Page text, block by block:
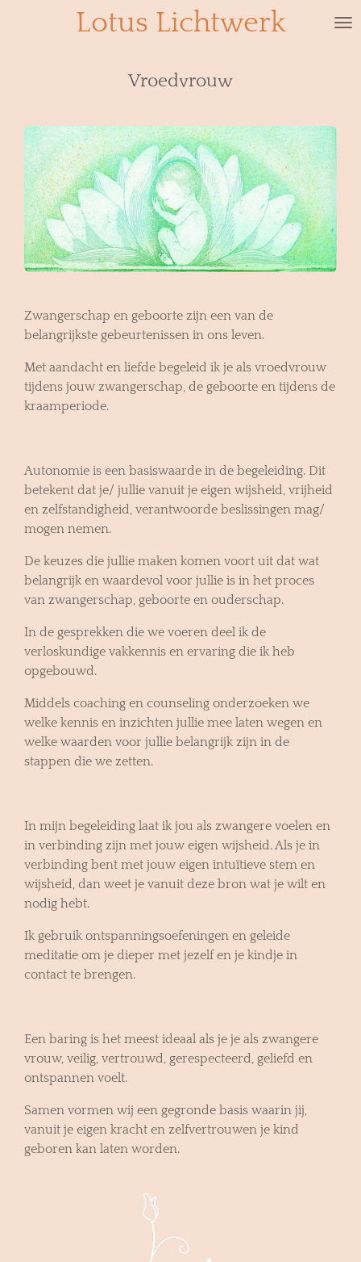
Lotus Lichtwerk
Vroedvrouw
Zwangerschap en geboorte zijn een van de
belangrijkste gebeurtenissen in ons leven.
Met aandacht en liefde begeleid ik je als vroedvrouw
tijdens jouw zwangerschap, de geboorte en tijdens de
kraamperiode.
Autonomie is een basiswaarde in de begeleiding. Dit
betekent dat je/ jullie vanuit je eigen wijsheid, vrijheid
en zelfstandigheid, verantwoorde beslissingen mag/
mogen nemen.
De keuzes die jullie maken komen voort uit dat wat
belangrijk en waardevol voor jullie is in het proces
van zwangerschap, geboorte en ouderschap.
In de gesprekken die we voeren deel ik de
verloskundige vakkennis en ervaring die ik heb
opgebouwd.
Middels coaching en counseling onderzoeken we
welke kennis en inzichten jullie mee laten wegen en
welke waarden voor jullie belangrijk zijn in de
stappen die we zetten.
In mijn begeleiding laat ik jou als zwangere voelen en
in verbinding zijn met jouw eigen wijsheid. Als je in
verbinding bent met jouw eigen intuïtieve stem en
wijsheid, dan weet je vanuit deze bron wat je wilt en
nodig hebt.
Ik gebruik ontspanningsoefeningen en geleide
meditatie om je dieper met jezelf en je kindje in
contact te brengen.
Een baring is het meest ideaal als je je als zwangere
vrouw, veilig, vertrouwd, gerespecteerd, geliefd en
ontspannen voelt.
Samen vormen wij een gegronde basis waarin jij,
vanuit je eigen kracht en zelfvertrouwen je kind
geboren kan laten worden.